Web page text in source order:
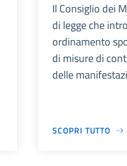
Il Consiglio dei
di legge che
ordinamento
di misure di
delle
SCOPRI TUTTO